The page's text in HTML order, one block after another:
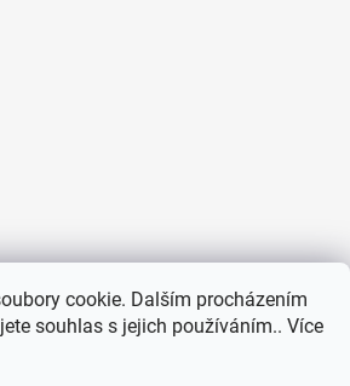
cookie. Dalším procházením
souhlas s jejich používáním.. Více